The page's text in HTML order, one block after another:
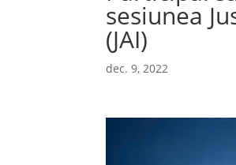
sesiunea
(JAI)
dec. 9, 2022